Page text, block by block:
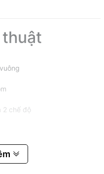
thuật
2 chế độ
của Cụm